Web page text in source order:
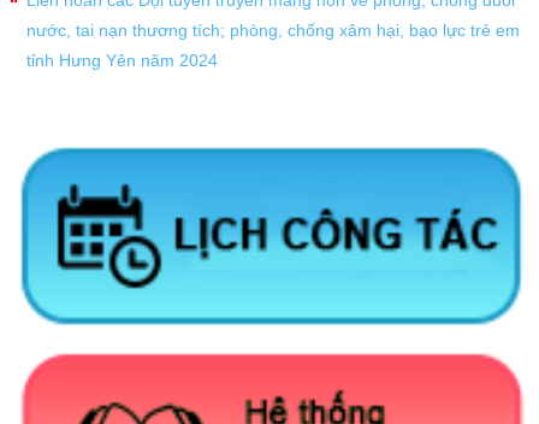
nước, tai nạn thương tích; phòng, chống xâm hại, bạo lực trẻ em
tỉnh Hưng Yên năm 2024